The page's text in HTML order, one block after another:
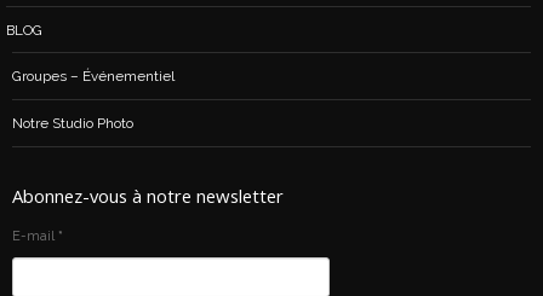
BLOG
Groupes – Événementiel
Notre Studio Photo
Abonnez-vous à notre newsletter
E-mail *